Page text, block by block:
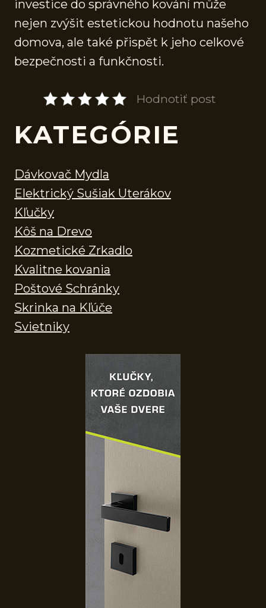
investice do správného kování může
nejen zvýšit estetickou hodnotu našeho
domova, ale také přispět k jeho celkové
bezpečnosti a funkčnosti.
Hodnotiť post
KATEGÓRIE
Dávkovač Mydla
Elektrický Sušiak Uterákov
Kľučky
Kôš na Drevo
Kozmetické Zrkadlo
Kvalitne kovania
Poštové Schránky
Skrinka na Kľúče
Svietniky